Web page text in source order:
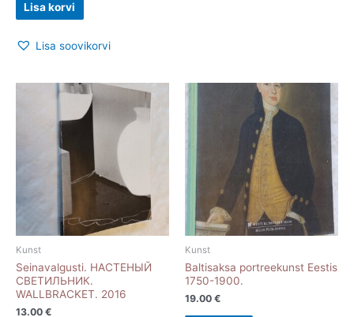
Lisa korvi
Lisa soovikorvi
Kunst
Seinavalgusti. НАСТЕНЫЙ
СВЕТИЛЬНИК.
WALLBRACKET. 2016
13.00 €
Kunst
Baltisaksa portreekunst Eestis
1750-1900.
19.00 €